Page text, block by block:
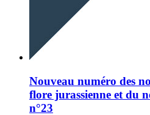
Nouveau numéro des
flore jurassienne et du
n°23